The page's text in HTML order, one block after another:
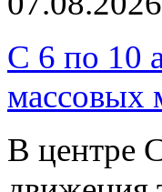
С 6 по 10
массовых
В центре